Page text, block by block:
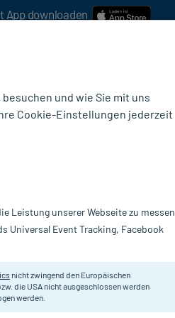
App downloaden
Binden
und wie Sie mit uns
Cookie-Einstellungen jederzeit
Leistung unserer Webseite zu messen
Universal Event Tracking, Facebook
nicht zwingend den Europäischen
die USA nicht ausgeschlossen werden
werden.